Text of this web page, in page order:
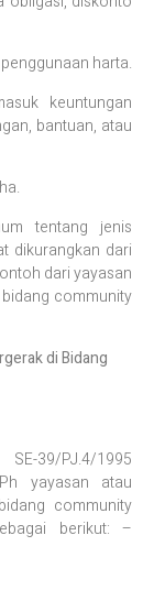
harta.
keuntungan
bantuan, atau
tentang jenis
dikurangkan dari
dari yayasan
community
di Bidang
39/PJ.4/1995
yayasan atau
community
berikut: –